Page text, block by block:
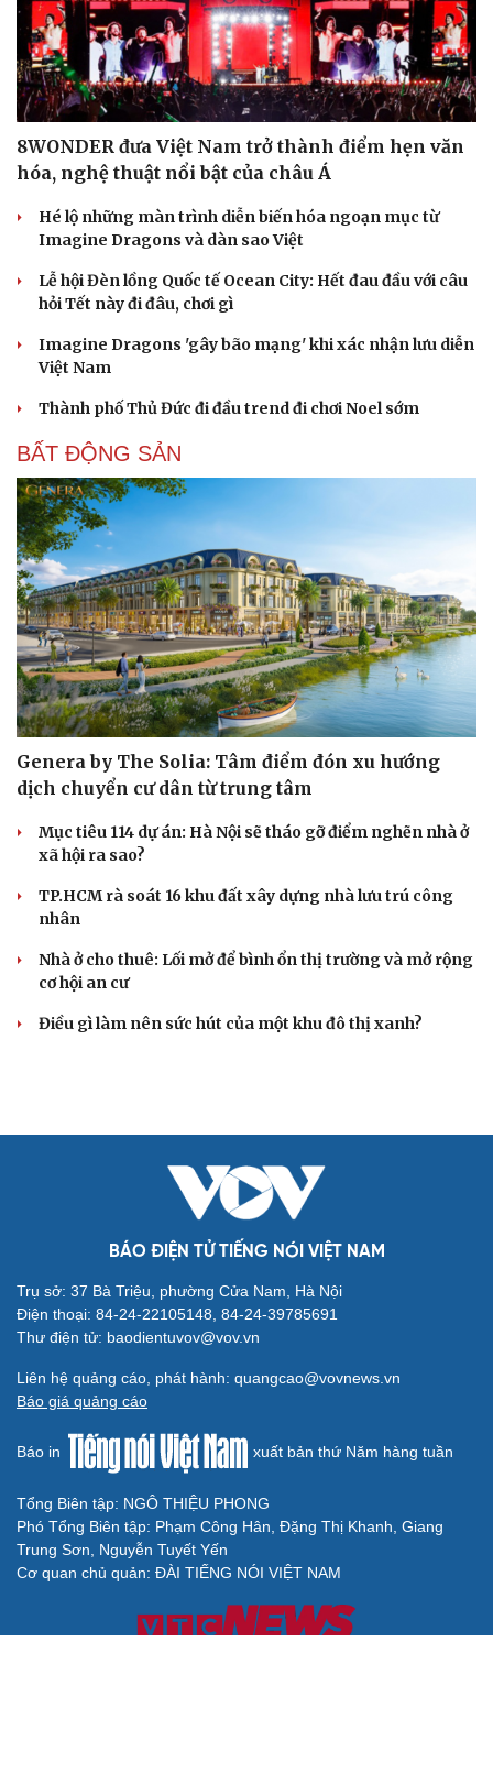
Cải chính
8WONDER đưa Việt Nam trở thành điểm hẹn văn
hóa, nghệ thuật nổi bật của châu Á
Hé lộ những màn trình diễn biến hóa ngoạn mục từ
Imagine Dragons và dàn sao Việt
Lễ hội Đèn lồng Quốc tế Ocean City: Hết đau đầu với câu
hỏi Tết này đi đâu, chơi gì
Imagine Dragons 'gây bão mạng' khi xác nhận lưu diễn
Việt Nam
Thành phố Thủ Đức đi đầu trend đi chơi Noel sớm
BẤT ĐỘNG SẢN
Genera by The Solia: Tâm điểm đón xu hướng
dịch chuyển cư dân từ trung tâm
Mục tiêu 114 dự án: Hà Nội sẽ tháo gỡ điểm nghẽn nhà ở
xã hội ra sao?
TP.HCM rà soát 16 khu đất xây dựng nhà lưu trú công
nhân
Nhà ở cho thuê: Lối mở để bình ổn thị trường và mở rộng
cơ hội an cư
Điều gì làm nên sức hút của một khu đô thị xanh?
BÁO ĐIỆN TỬ TIẾNG NÓI VIỆT NAM
Trụ sở: 37 Bà Triệu, phường Cửa Nam, Hà Nội
Điện thoại: 84-24-22105148, 84-24-39785691
Thư điện tử: baodientuvov@vov.vn
Liên hệ quảng cáo, phát hành: quangcao@vovnews.vn
Báo giá quảng cáo
Báo in xuất bản thứ Năm hàng tuần
Tổng Biên tập: NGÔ THIỆU PHONG
Phó Tổng Biên tập: Phạm Công Hân, Đặng Thị Khanh, Giang
Trung Sơn, Nguyễn Tuyết Yến
Cơ quan chủ quản: ĐÀI TIẾNG NÓI VIỆT NAM